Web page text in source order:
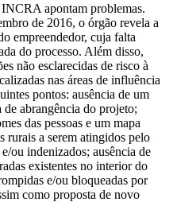
apontam problemas.
de 2016, o órgão revela a
empreendedor, cuja falta
do processo. Além disso,
não esclarecidas de risco à
nas áreas de influência
pontos: ausência de um
abrangência do projeto;
das pessoas e um mapa
rurais a serem atingidos pelo
ou indenizados; ausência de
existentes no interior do
e/ou bloqueadas por
como proposta de novo